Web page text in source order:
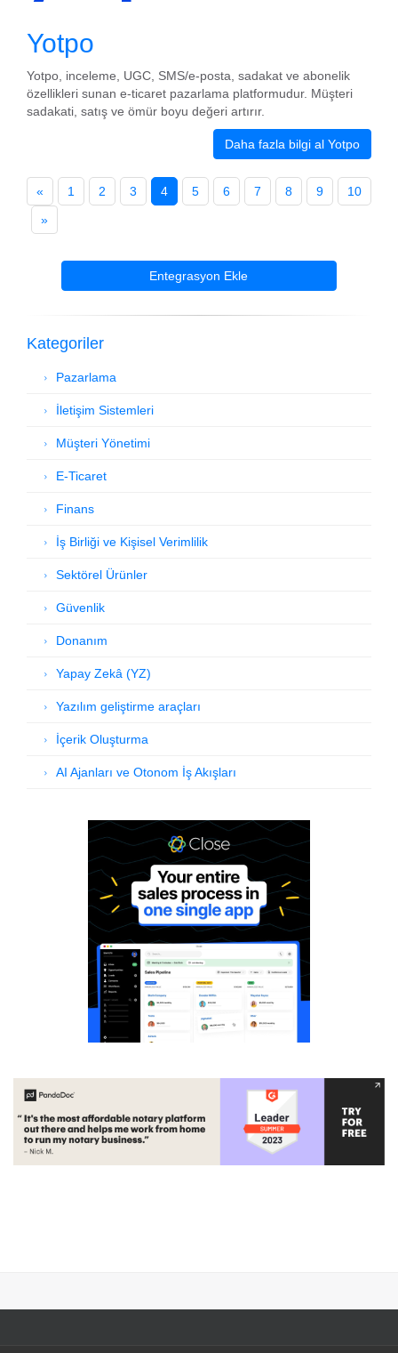
Yotpo
Yotpo, inceleme, UGC, SMS/e-posta, sadakat ve abonelik
özellikleri sunan e-ticaret pazarlama platformudur. Müşteri
sadakati, satış ve ömür boyu değeri artırır.
Daha fazla bilgi al Yotpo
« 1 2 3 4 5 6 7 8 9
10
»
Entegrasyon Ekle
Kategoriler
Pazarlama
İletişim Sistemleri
Müşteri Yönetimi
E-Ticaret
Finans
İş Birliği ve Kişisel Verimlilik
Sektörel Ürünler
Güvenlik
Donanım
Yapay Zekâ (YZ)
Yazılım geliştirme araçları
İçerik Oluşturma
AI Ajanları ve Otonom İş Akışları